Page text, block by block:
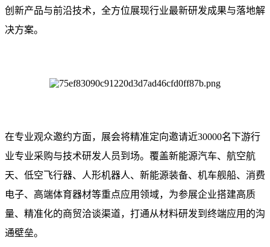
创新产品与前沿技术，全方位展现行业最新研发成果与落地解
决方案。
在专业观众邀约方面，展会将精准定向邀请近30000名下游行
业专业采购与技术研发人员到场。覆盖新能源汽车、航空航
天、低空飞行器、人形机器人、新能源装备、机车舰船、消费
电子、高端体育器材等重点应用领域，为参展企业搭建高质
量、精准化的商贸洽谈渠道，打通从材料研发到终端应用的沟
通壁垒。